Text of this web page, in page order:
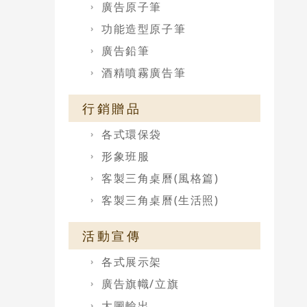
廣告原子筆
功能造型原子筆
廣告鉛筆
酒精噴霧廣告筆
行銷贈品
各式環保袋
形象班服
客製三角桌曆(風格篇)
客製三角桌曆(生活照)
活動宣傳
各式展示架
廣告旗幟/立旗